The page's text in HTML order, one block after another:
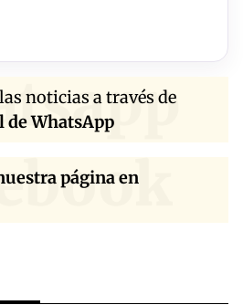
noticias a través de
de WhatsApp
página en